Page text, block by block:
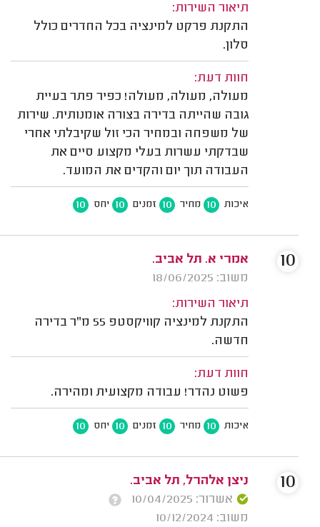
תיאור השירות:
התקנת פרקט למינציה בכל החדרים כולל
סלון.
חוות דעת:
מעולה, מעולה, מעולה! כפיר פתר בעיית
גובה שהייתה בדירה בצורה אומנותית. שירות
של משפחה ובמחיר הכי זול שקיבלתי אחרי
שבדקתי עשרות בעלי מקצוע סיים את
העבודה תוך יום והקדים את המועד.
איכות 10 מחיר 10 זמנים 10 יחס 10
אמרי א. תל אביב.
משוב: 18/06/2025
תיאור השירות:
התקנת למינציה קוויקסטפ 55 מ"ר בדירה
חדשה.
חוות דעת:
פשוט נהדר! עבודה מקצועית ומהירה.
איכות 10 מחיר 10 זמנים 10 יחס 10
10
ניצן אלהרל, תל אביב.
אשרור: 10/04/2025
משוב: 10/12/2024
10